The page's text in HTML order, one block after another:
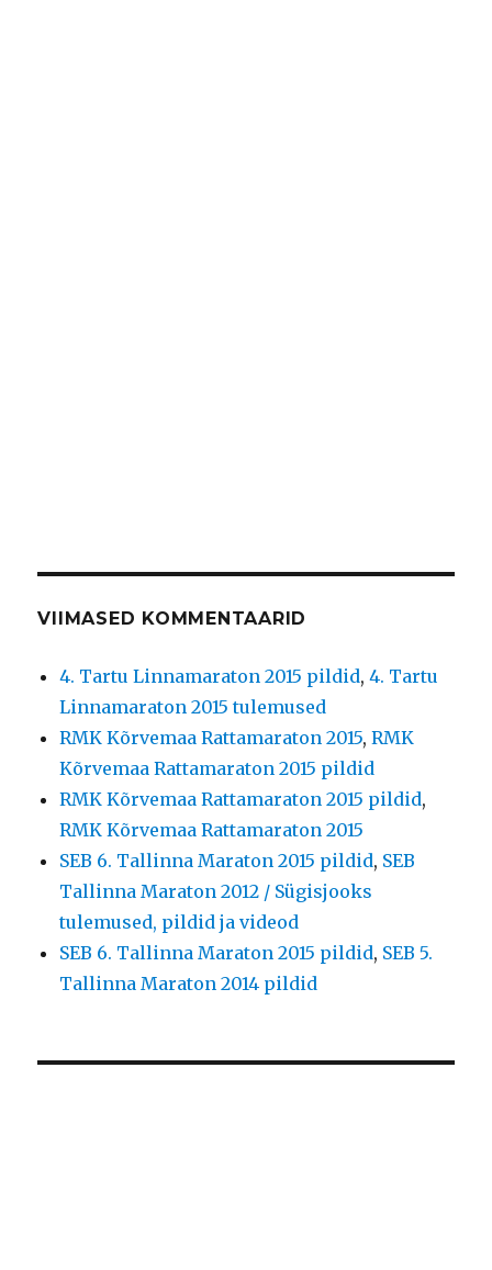
VIIMASED KOMMENTAARID
4. Tartu Linnamaraton 2015 pildid,4. Tartu
Linnamaraton 2015 tulemused
RMK Kõrvemaa Rattamaraton 2015,RMK
Kõrvemaa Rattamaraton 2015 pildid
RMK Kõrvemaa Rattamaraton 2015 pildid,
RMK Kõrvemaa Rattamaraton 2015
SEB 6. Tallinna Maraton 2015 pildid, SEB
Tallinna Maraton 2012 / Sügisjooks
tulemused, pildid ja videod
SEB 6. Tallinna Maraton 2015 pildid, SEB 5.
Tallinna Maraton 2014 pildid